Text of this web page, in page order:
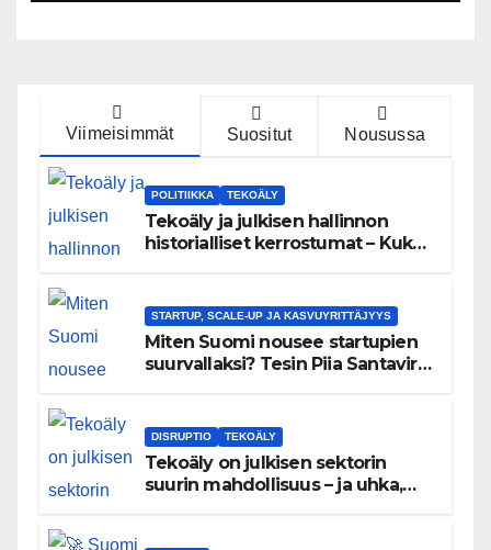
Viimeisimmät Suositut Nousussa
POLITIIKKA TEKOÄLY
Tekoäly ja julkisen hallinnon
historialliset kerrostumat – Kuka
STARTUP, SCALE-UP JA KASVUYRITTÄJYYS
Miten Suomi nousee startupien
suurvallaksi? Tesin Piia Santavirta
DISRUPTIO TEKOÄLY
Tekoäly on julkisen sektorin
suurin mahdollisuus – ja uhka,